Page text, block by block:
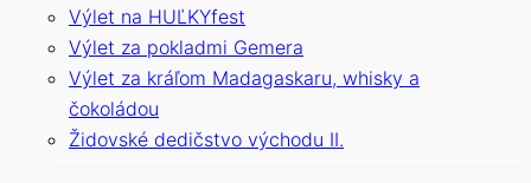
Výlet na HUĽKYfest
Výlet za pokladmi Gemera
Výlet za kráľom Madagaskaru, whisky a
čokoládou
Židovské dedičstvo východu II.